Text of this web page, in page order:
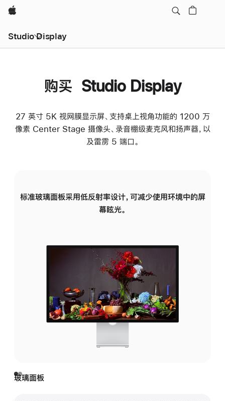
Apple
Studio Display
购买 Studio Display
27 英寸 5K 视网膜显示屏、支持桌上视角功能的 1200 万
像素 Center Stage 摄像头、录音棚级麦克风和扬声器，以
及雷雳 5 端口。
标准玻璃面板采用低反射率设计，可减少使用环境中的屏
幕眩光。
玻璃面板